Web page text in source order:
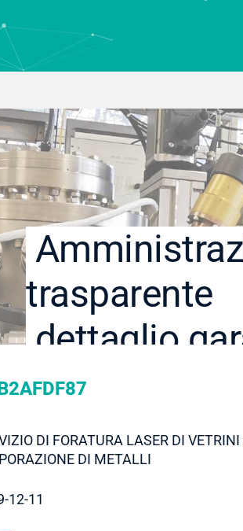
trasparente
dettaglio
DI FORATURA LASER DI
DI METALLI
12-11